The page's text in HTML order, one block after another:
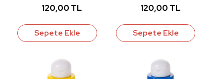
120,00 TL
Sepete Ekle
120,00 TL
Sepete Ekle